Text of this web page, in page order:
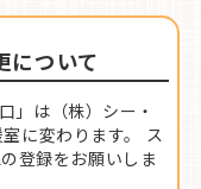
システム
について
」は（株）シー・
に変わります。 ス
登録をお願いしま